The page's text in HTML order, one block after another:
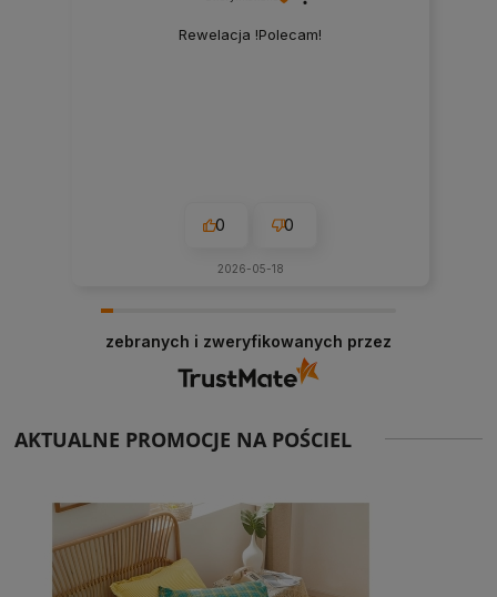
Rewelacja !Polecam!
0 0
2026-05-18
zebranych i zweryfikowanych przez
AKTUALNE PROMOCJE NA POŚCIEL